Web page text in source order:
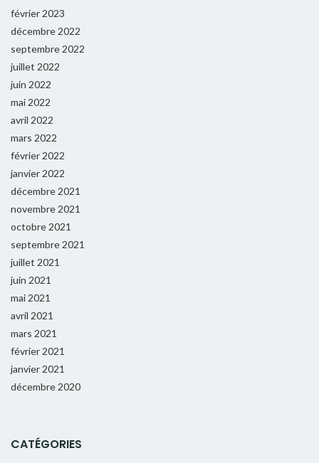
février 2023
décembre 2022
septembre 2022
juillet 2022
juin 2022
mai 2022
avril 2022
mars 2022
février 2022
janvier 2022
décembre 2021
novembre 2021
octobre 2021
septembre 2021
juillet 2021
juin 2021
mai 2021
avril 2021
mars 2021
février 2021
janvier 2021
décembre 2020
CATÉGORIES